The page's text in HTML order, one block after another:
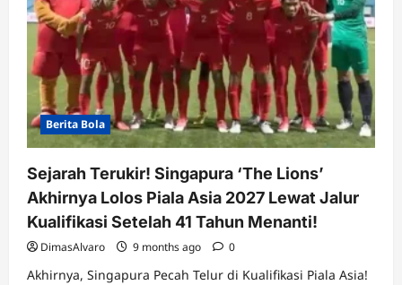
Berita Bola
Sejarah Terukir! Singapura ‘The Lions’
Akhirnya Lolos Piala Asia 2027 Lewat Jalur
Kualifikasi Setelah 41 Tahun Menanti!
DimasAlvaro 9 months ago 0
Akhirnya, Singapura Pecah Telur di Kualifikasi Piala Asia!